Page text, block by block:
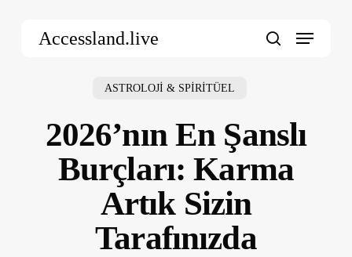
Accessland.live Menu
ASTROLOJİ & SPİRİTÜEL
2026’nın En Şanslı
Burçları: Karma
Artık Sizin
Tarafınızda